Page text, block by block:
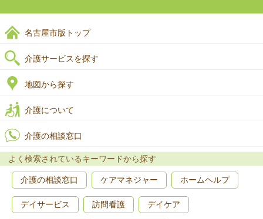
名古屋市版トップ
介護サービスを探す
地図から探す
介護について
介護の相談窓口
よく検索されているキーワードから探す
介護の相談窓口 ケアマネジャー ホームヘルプ
デイサービス 訪問看護 デイケア